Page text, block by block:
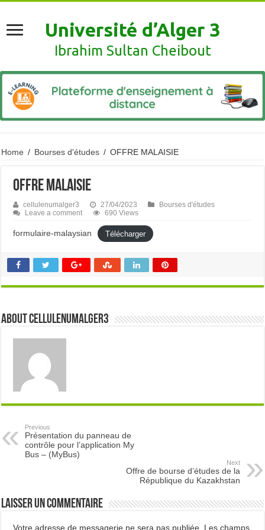
Université d’Alger 3
Ibrahim Sultan Cheibout
Home / Bourses d'études / OFFRE MALAISIE
OFFRE MALAISIE
cellulenumalger3 27/04/2023
Bourses d'études
Leave a comment
690 Views
formulaire-malaysian Télécharger
About cellulenumalger3
Previous
Présentation du panneau de
contrôle pour l’application My
Bus – (MyBus)
Next
Offre de bourse d’études de la
République du Kazakhstan
Laisser un commentaire
Votre adresse de messagerie ne sera pas publiée. Les champs